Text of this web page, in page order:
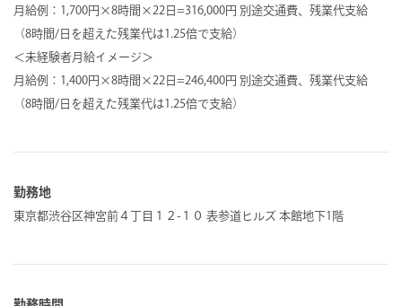
月給例：1,700円×8時間×22日=316,000円 別途交通費、残業代支給
（8時間/日を超えた残業代は1.25倍で支給）
＜未経験者月給イメージ＞
月給例：1,400円×8時間×22日=246,400円 別途交通費、残業代支給
（8時間/日を超えた残業代は1.25倍で支給）
勤務地
東京都渋谷区神宮前４丁目１２-１０ 表参道ヒルズ 本館地下1階